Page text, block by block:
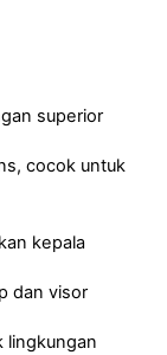
superior
cocok untuk
kepala
dan visor
lingkungan